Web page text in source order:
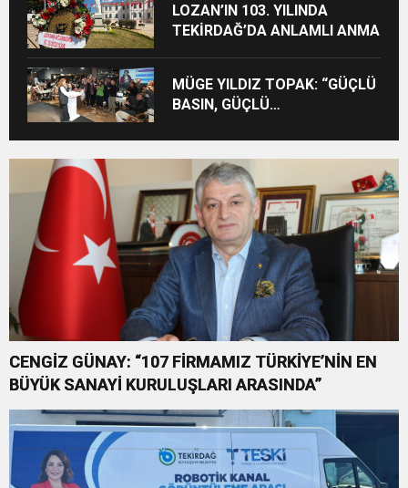
LOZAN’IN 103. YILINDA
TEKİRDAĞ’DA ANLAMLI ANMA
MÜGE YILDIZ TOPAK: “GÜÇLÜ
BASIN, GÜÇLÜ
TEMİNATIDIR!”
CENGİZ GÜNAY: “107 FİRMAMIZ TÜRKİYE’NİN EN
BÜYÜK SANAYİ KURULUŞLARI ARASINDA”